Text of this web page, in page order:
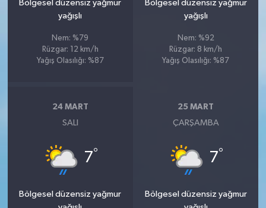
Bölgesel düzensiz yağmur
yağışlı
Nem: %79
Rüzgar: 12 km/h
Yağış Olasılığı: %87
Bölgesel düzensiz yağmur
yağışlı
Nem: %92
Rüzgar: 8 km/h
Yağış Olasılığı: %87
24 MART
SALI
7°
Bölgesel düzensiz yağmur
25 MART
ÇARŞAMBA
7°
Bölgesel düzensiz yağmur